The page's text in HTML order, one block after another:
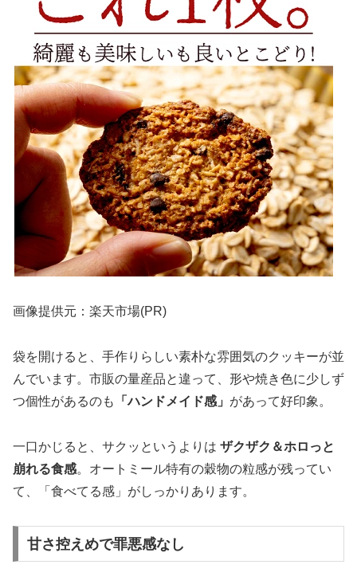
画像提供元：楽天市場(PR)
袋を開けると、手作りらしい素朴な雰囲気のクッキーが並
んでいます。市販の量産品と違って、形や焼き色に少しず
つ個性があるのも
「ハンドメイド感」 があって好印象。
一口かじると、サクッというよりは ザクザク＆ホロっと
崩れる食感。オートミール特有の穀物の粒感が残ってい
て、「食べてる感」がしっかりあります。
甘さ控えめで罪悪感なし